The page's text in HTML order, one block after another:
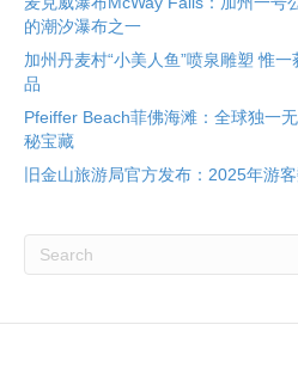
的潮汐瀑布之一
加州丹麦村“小美人鱼”喷泉雕塑 惟
品
Pfeiffer Beach菲佛海滩：全球独一
秘宝藏
旧金山旅游局官方发布：2025年游